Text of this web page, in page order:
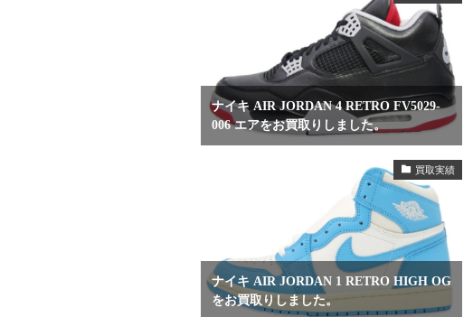
ナイキ AIR JORDAN 4 RETRO FV5029-
006 エアをお買取りしました。
買取実績
ナイキ AIR JORDAN 1 RETRO HIGH OG
をお買取りしました。